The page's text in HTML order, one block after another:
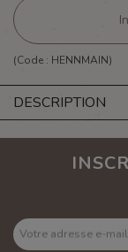
(Code : HENNMAIN)
DESCRIPTION
Votre adresse e-mail